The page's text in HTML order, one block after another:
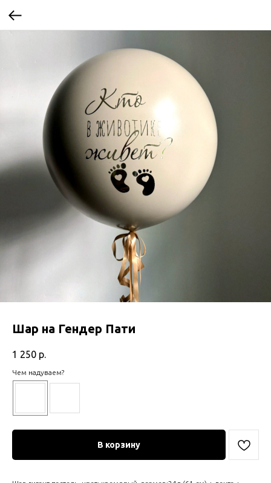
Шар на Гендер Пати
1 250 р.
Чем надуваем?
В корзину